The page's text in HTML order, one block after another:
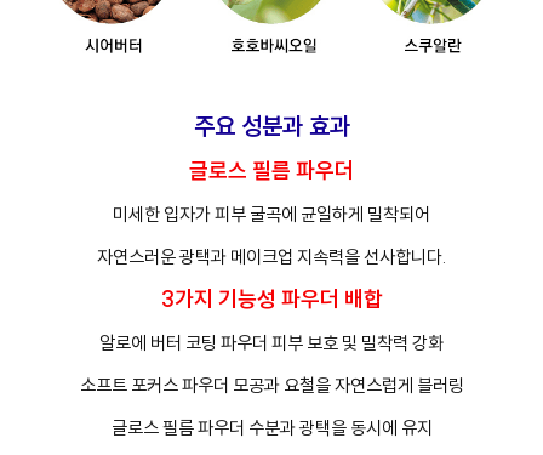
주요 성분과 효과
글로스 필름 파우더
미세한 입자가 피부 굴곡에 균일하게 밀착되어
자연스러운 광택과 메이크업 지속력을 선사합니다.
3가지 기능성 파우더 배합
알로에 버터 코팅 파우더 피부 보호 및 밀착력 강화
소프트 포커스 파우더 모공과 요철을 자연스럽게 블러링
글로스 필름 파우더 수분과 광택을 동시에 유지